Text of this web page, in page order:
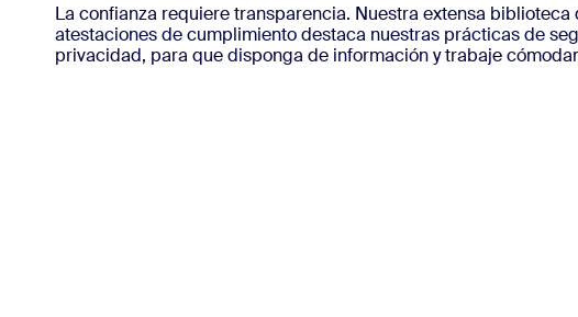
Aplicaciones e integraciones
Bonsai
La confianza requiere transparencia. Nuestra extensa
atestaciones de cumplimiento destaca nuestras prácticas de
privacidad, para que disponga de información y trabaje